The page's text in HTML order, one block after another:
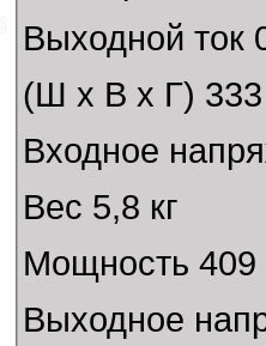
Выходной ток
(Ш х В х Г)
Входное
Вес 5,8 кг
Мощность 409
Выходное